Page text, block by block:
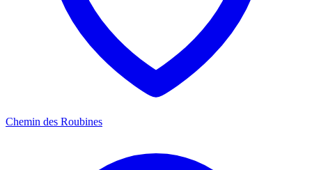
Chemin des Roubines